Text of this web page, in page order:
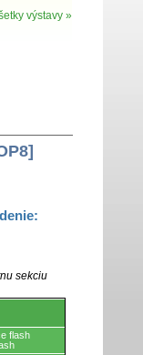
výstavy »
sekciu
flash